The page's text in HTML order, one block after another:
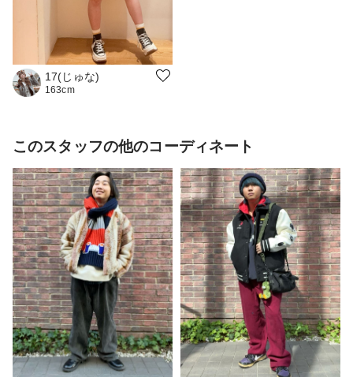
17(じゅな)
163cm
このスタッフの他のコーディネート